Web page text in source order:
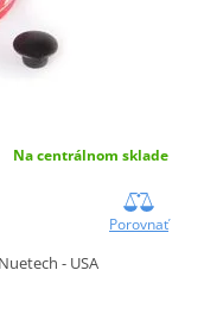
Na centrálnom sklade
Porovnať
- USA